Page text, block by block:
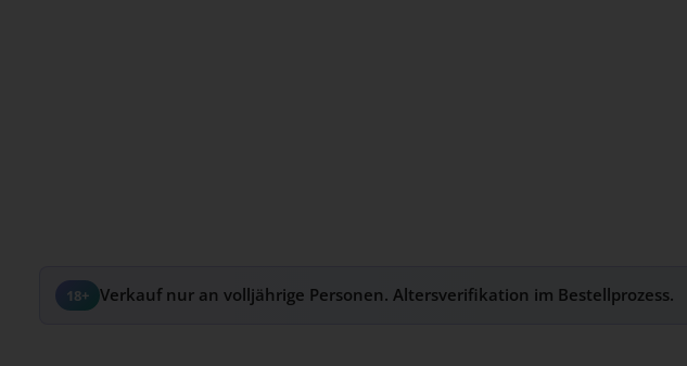
18+ Verkauf nur an volljährige Personen. Altersverifikation im Bestellprozess.